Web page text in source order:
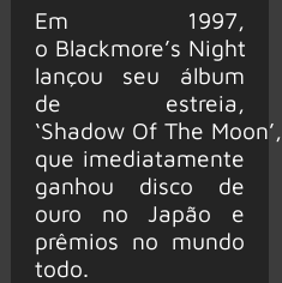
Em 1997,
o Blackmore’s Night
lançou seu álbum
de estreia,
‘Shadow Of The Moon’,
que imediatamente
ganhou disco de
ouro no Japão e
prêmios no mundo
todo.